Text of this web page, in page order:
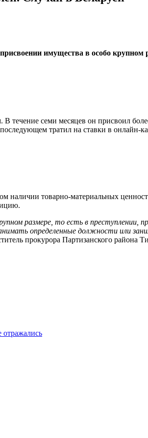
имущества в особо крупном
течение семи месяцев он присвоил
тратил на ставки в онлайн-
наличии товарно-материальных
размере, то есть в преступлении,
определенные должности или
прокурора Партизанского района